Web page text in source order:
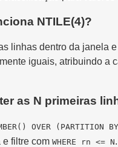
NTILE(4)?
linhas dentro da janela
iguais, atribuindo a
as N primeiras
OVER
filtre com WHERE rn <= N.